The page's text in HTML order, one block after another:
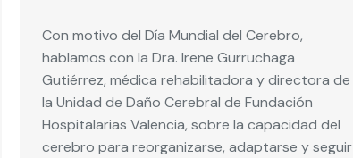
Con motivo del Día Mundial del Cerebro,
hablamos con la Dra. Irene Gurruchaga
Gutiérrez, médica rehabilitadora y directora de
la Unidad de Daño Cerebral de Fundación
Hospitalarias Valencia, sobre la capacidad del
cerebro para reorganizarse, adaptarse y seguir